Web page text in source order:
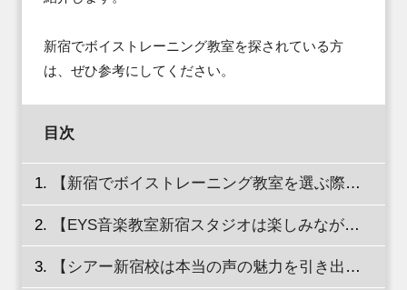
新宿でボイストレーニング教室を探されている方
は、ぜひ参考にしてください。
目次
【新宿でボイストレーニング教室を選ぶ際のチェックポイントを徹底解説】
【EYS音楽教室新宿スタジオは楽しみながら上達できる環境が整っているから歌がより好きになる！】
【シアー新宿校は本当の声の魅力を引き出すレッスンが受けられる！】